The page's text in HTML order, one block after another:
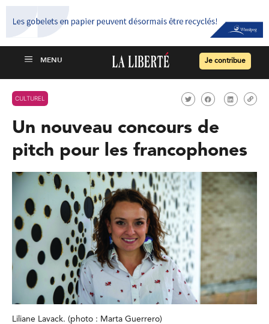
Je contribue
CULTUREL
Un nouveau concours de
pitch pour les francophones
Liliane Lavack. (photo : Marta Guerrero)